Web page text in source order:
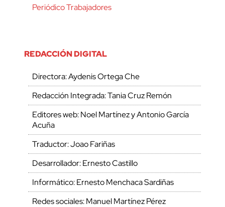
Periódico Trabajadores
REDACCIÓN DIGITAL
Directora: Aydenis Ortega Che
Redacción Integrada: Tania Cruz Remón
Editores web: Noel Martínez y Antonio García
Acuña
Traductor: Joao Fariñas
Desarrollador: Ernesto Castillo
Informático: Ernesto Menchaca Sardiñas
Redes sociales: Manuel Martínez Pérez